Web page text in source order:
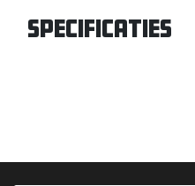
Dit model steekbats met
bij iedere 5 en 10
plaatsen van
Specificaties